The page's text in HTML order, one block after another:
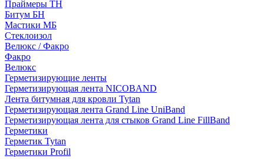
Праймеры ТН
Битум БН
Мастики МБ
Стеклоизол
Велюкс / Факро
Факро
Велюкс
Герметизирующие ленты
Герметизирующая лента NICOBAND
Лента битумная для кровли Tytan
Герметизирующая лента Grand Line UniBand
Герметизирующая лента для стыков Grand Line FillBand
Герметики
Герметик Tytan
Герметики Profil